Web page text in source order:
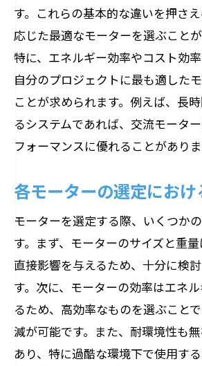
す。これらの基本的な違いを押さ
応じた最適なモーターを選ぶことが
特に、エネルギー効率やコスト効率
自分のプロジェクトに最も適した
ことが求められます。例えば、長
るシステムであれば、交流モータ
フォーマンスに優れることがありま
各モーターの選定にお
モーターを選定する際、いくつか
す。まず、モーターのサイズと重
直接影響を与えるため、十分に検
す。次に、モーターの効率はエネ
るため、高効率なものを選ぶこと
減が可能です。また、耐環境性も
あり、特に過酷な環境下で使用す